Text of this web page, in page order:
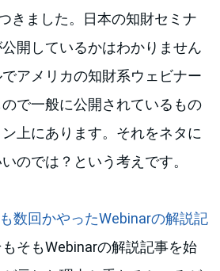
きました。日本の知財セミナ
開しているかはわかりません
アメリカの知財系ウェビナー
で一般に公開されているもの
上にあります。それをネタに
のでは？という考えです。
数回かやったWebinarの解説記
そもWebinarの解説記事を始